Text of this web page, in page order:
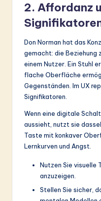
2. Affordanz
Don Norman hat das
gemacht: die Beziehung
einem Nutzer. Ein Stuhl
flache Oberfläche
Gegenständen. Im UX
Signifikatoren.
Wenn eine digitale
aussieht, nutzt sie
Taste mit konkaver
Lernkurven und Angst.
Nutzen Sie
anzuzeigen.
Stellen Sie sicher,